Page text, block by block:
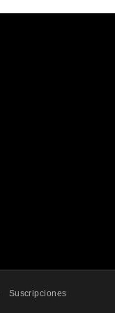
Suscripciones